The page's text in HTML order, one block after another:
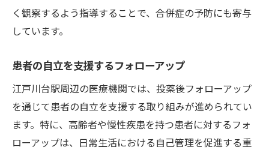
く観察するよう指導することで、合併症の予防にも寄与
しています。
患者の自立を支援するフォローアップ
江戸川台駅周辺の医療機関では、投薬後フォローアップ
を通じて患者の自立を支援する取り組みが進められてい
ます。特に、高齢者や慢性疾患を持つ患者に対するフォ
ローアップは、日常生活における自己管理を促進する重